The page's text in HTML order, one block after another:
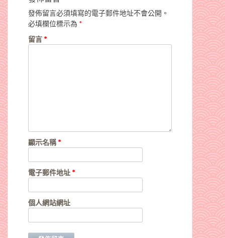
發佈留言必須填寫的電子郵件地址不會公開。
必填欄位標示為 *
留言 *
顯示名稱*
電子郵件地址 *
個人網站網址